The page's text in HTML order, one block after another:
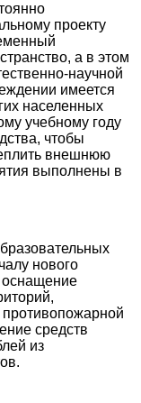
проекту
а в этом
научной
имеется
населенных
учебному году
чтобы
внешнюю
выполнены в
нового
оснащение
противопожарной
средств
из